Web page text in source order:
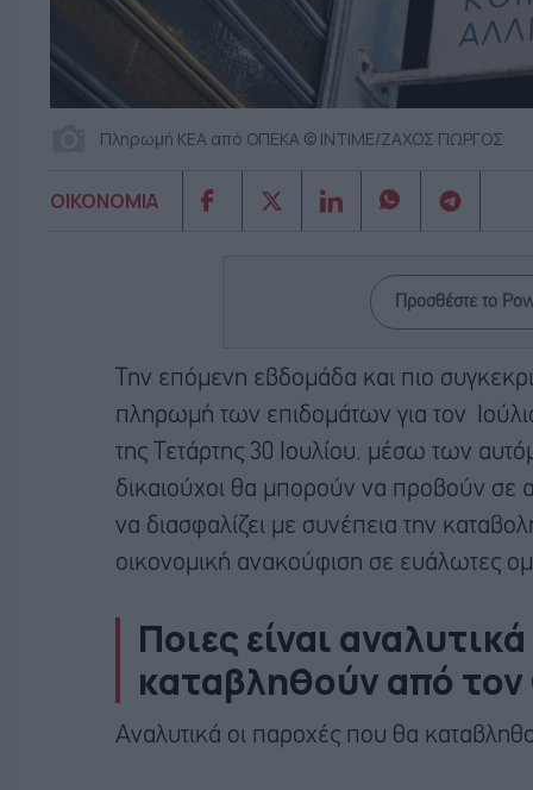
Πληρωμή ΚΕΑ από ΟΠΕΚΑ © INTIME/ΖΑΧΟΣ ΓΙΩΡΓΟΣ
ΟΙΚΟΝΟΜΙΑ
Προσθέστε το
Την επόμενη εβδομάδα και πιο
πληρωμή των επιδομάτων για τον
της Τετάρτης 30 Ιουλίου. μέσω των
δικαιούχοι θα μπορούν να προβούν σε
να διασφαλίζει με συνέπεια την
οικονομική ανακούφιση σε ευάλωτες
Ποιες είναι
καταβληθούν από
Αναλυτικά οι παροχές που θα